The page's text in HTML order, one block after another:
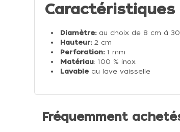
Caractéristiques
Diamètre:au choix de 8 cm à
Hauteur:2 cm
Perforation:1 mm
Matériau: 100 % inox
Lavable au lave vaisselle
Fréquemment